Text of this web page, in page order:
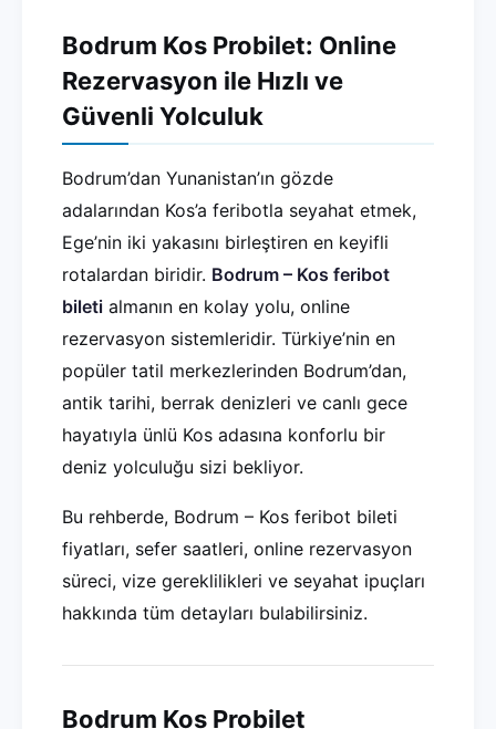
Bodrum Kos Probilet: Online
Rezervasyon ile Hızlı ve
Güvenli Yolculuk
Bodrum’dan Yunanistan’ın gözde
adalarından Kos’a feribotla seyahat etmek,
Ege’nin iki yakasını birleştiren en keyifli
rotalardan biridir. Bodrum – Kos feribot
bileti almanın en kolay yolu, online
rezervasyon sistemleridir. Türkiye’nin en
popüler tatil merkezlerinden Bodrum’dan,
antik tarihi, berrak denizleri ve canlı gece
hayatıyla ünlü Kos adasına konforlu bir
deniz yolculuğu sizi bekliyor.
Bu rehberde, Bodrum – Kos feribot bileti
fiyatları, sefer saatleri, online rezervasyon
süreci, vize gereklilikleri ve seyahat ipuçları
hakkında tüm detayları bulabilirsiniz.
Bodrum Kos Probilet